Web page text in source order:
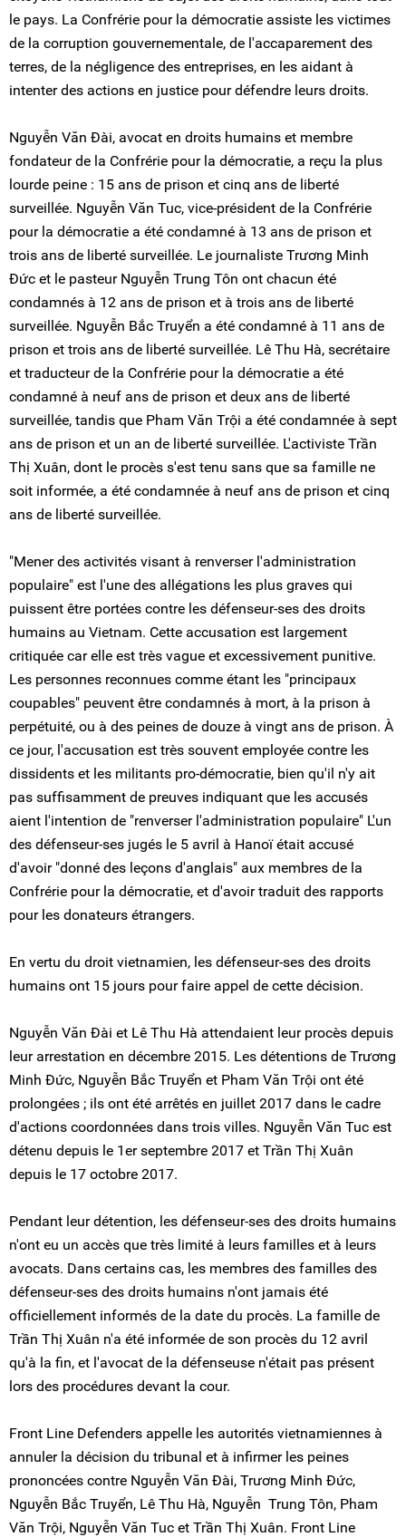
le pays. La Confrérie pour la démocratie assiste les victimes
de la corruption gouvernementale, de l'accaparement des
terres, de la négligence des entreprises, en les aidant à
intenter des actions en justice pour défendre leurs droits.
Nguyễn Văn Đài, avocat en droits humains et membre
fondateur de la Confrérie pour la démocratie, a reçu la plus
lourde peine : 15 ans de prison et cinq ans de liberté
surveillée. Nguyễn Văn Tuc, vice-président de la Confrérie
pour la démocratie a été condamné à 13 ans de prison et
trois ans de liberté surveillée. Le journaliste Trương Minh
Đức et le pasteur Nguyễn Trung Tôn ont chacun été
condamnés à 12 ans de prison et à trois ans de liberté
surveillée. Nguyễn Bắc Truyển a été condamné à 11 ans de
prison et trois ans de liberté surveillée. Lê Thu Hà, secrétaire
et traducteur de la Confrérie pour la démocratie a été
condamné à neuf ans de prison et deux ans de liberté
surveillée, tandis que Pham Văn Trội a été condamnée à sept
ans de prison et un an de liberté surveillée. L'activiste Trần
Thị Xuân, dont le procès s'est tenu sans que sa famille ne
soit informée, a été condamnée à neuf ans de prison et cinq
ans de liberté surveillée.
"Mener des activités visant à renverser l'administration
populaire" est l'une des allégations les plus graves qui
puissent être portées contre les défenseur-ses des droits
humains au Vietnam. Cette accusation est largement
critiquée car elle est très vague et excessivement punitive.
Les personnes reconnues comme étant les "principaux
coupables" peuvent être condamnés à mort, à la prison à
perpétuité, ou à des peines de douze à vingt ans de prison. À
ce jour, l'accusation est très souvent employée contre les
dissidents et les militants pro-démocratie, bien qu'il n'y ait
pas suffisamment de preuves indiquant que les accusés
aient l'intention de "renverser l'administration populaire" L'un
des défenseur-ses jugés le 5 avril à Hanoï était accusé
d'avoir "donné des leçons d'anglais" aux membres de la
Confrérie pour la démocratie, et d'avoir traduit des rapports
pour les donateurs étrangers.
En vertu du droit vietnamien, les défenseur-ses des droits
humains ont 15 jours pour faire appel de cette décision.
Nguyễn Văn Đài et Lê Thu Hà attendaient leur procès depuis
leur arrestation en décembre 2015. Les détentions de Trương
Minh Đức, Nguyễn Bắc Truyển et Pham Văn Trội ont été
prolongées ; ils ont été arrêtés en juillet 2017 dans le cadre
d'actions coordonnées dans trois villes. Nguyễn Văn Tuc est
détenu depuis le 1er septembre 2017 et Trần Thị Xuân
depuis le 17 octobre 2017.
Pendant leur détention, les défenseur-ses des droits humains
n'ont eu un accès que très limité à leurs familles et à leurs
avocats. Dans certains cas, les membres des familles des
défenseur-ses des droits humains n'ont jamais été
officiellement informés de la date du procès. La famille de
Trần Thị Xuân n'a été informée de son procès du 12 avril
qu'à la fin, et l'avocat de la défenseuse n'était pas présent
lors des procédures devant la cour.
Front Line Defenders appelle les autorités vietnamiennes à
annuler la décision du tribunal et à infirmer les peines
prononcées contre Nguyễn Văn Đài, Trương Minh Đức,
Nguyễn Bắc Truyển, Lê Thu Hà, Nguyễn Trung Tôn, Pham
Văn Trội, Nguyễn Văn Tuc et Trần Thị Xuân. Front Line